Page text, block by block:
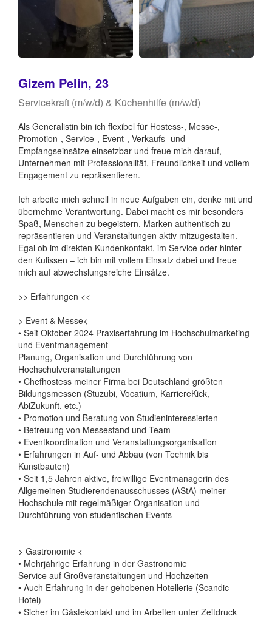
Gizem Pelin, 23
Servicekraft (m/w/d) & Küchenhilfe (m/w/d)
Als Generalistin bin ich flexibel für Hostess-, Messe-,
Promotion-, Service-, Event-, Verkaufs- und
Empfangseinsätze einsetzbar und freue mich darauf,
Unternehmen mit Professionalität, Freundlichkeit und vollem
Engagement zu repräsentieren.
Ich arbeite mich schnell in neue Aufgaben ein, denke mit und
übernehme Verantwortung. Dabei macht es mir besonders
Spaß, Menschen zu begeistern, Marken authentisch zu
repräsentieren und Veranstaltungen aktiv mitzugestalten.
Egal ob im direkten Kundenkontakt, im Service oder hinter
den Kulissen – ich bin mit vollem Einsatz dabei und freue
mich auf abwechslungsreiche Einsätze.
>> Erfahrungen <<
> Event & Messe<
• Seit Oktober 2024 Praxiserfahrung im Hochschulmarketing
und Eventmanagement
Planung, Organisation und Durchführung von
Hochschulveranstaltungen
• Chefhostess meiner Firma bei Deutschland größten
Bildungsmessen (Stuzubi, Vocatium, KarriereKick,
AbiZukunft, etc.)
• Promotion und Beratung von Studieninteressierten
• Betreuung von Messestand und Team
• Eventkoordination und Veranstaltungsorganisation
• Erfahrungen in Auf- und Abbau (von Technik bis
Kunstbauten)
• Seit 1,5 Jahren aktive, freiwillige Eventmanagerin des
Allgemeinen Studierendenausschusses (AStA) meiner
Hochschule mit regelmäßiger Organisation und
Durchführung von studentischen Events
> Gastronomie <
• Mehrjährige Erfahrung in der Gastronomie
Service auf Großveranstaltungen und Hochzeiten
• Auch Erfahrung in der gehobenen Hotellerie (Scandic
Hotel)
• Sicher im Gästekontakt und im Arbeiten unter Zeitdruck